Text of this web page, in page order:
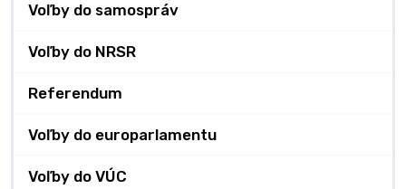
Voľby do samospráv
Voľby do NRSR
Referendum
Voľby do europarlamentu
Voľby do VÚC